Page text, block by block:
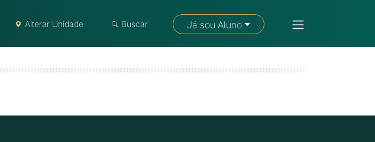
Fale com um consultor
Alterar Unidade Buscar Já sou Aluno